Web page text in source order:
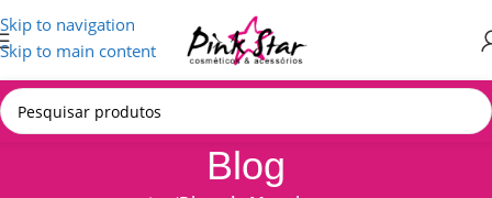
Skip to navigation
Skip to main content
Blog